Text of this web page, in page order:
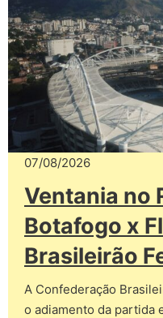
07/08/2026
Ventania no
Botafogo x
Brasileirão
A Confederação
o adiamento da partida